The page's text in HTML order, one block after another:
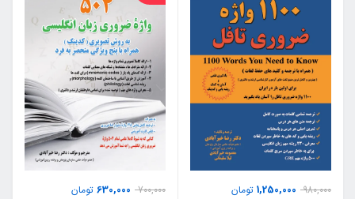
980,000
1,250,000 تومان
700,000
630,000 تومان